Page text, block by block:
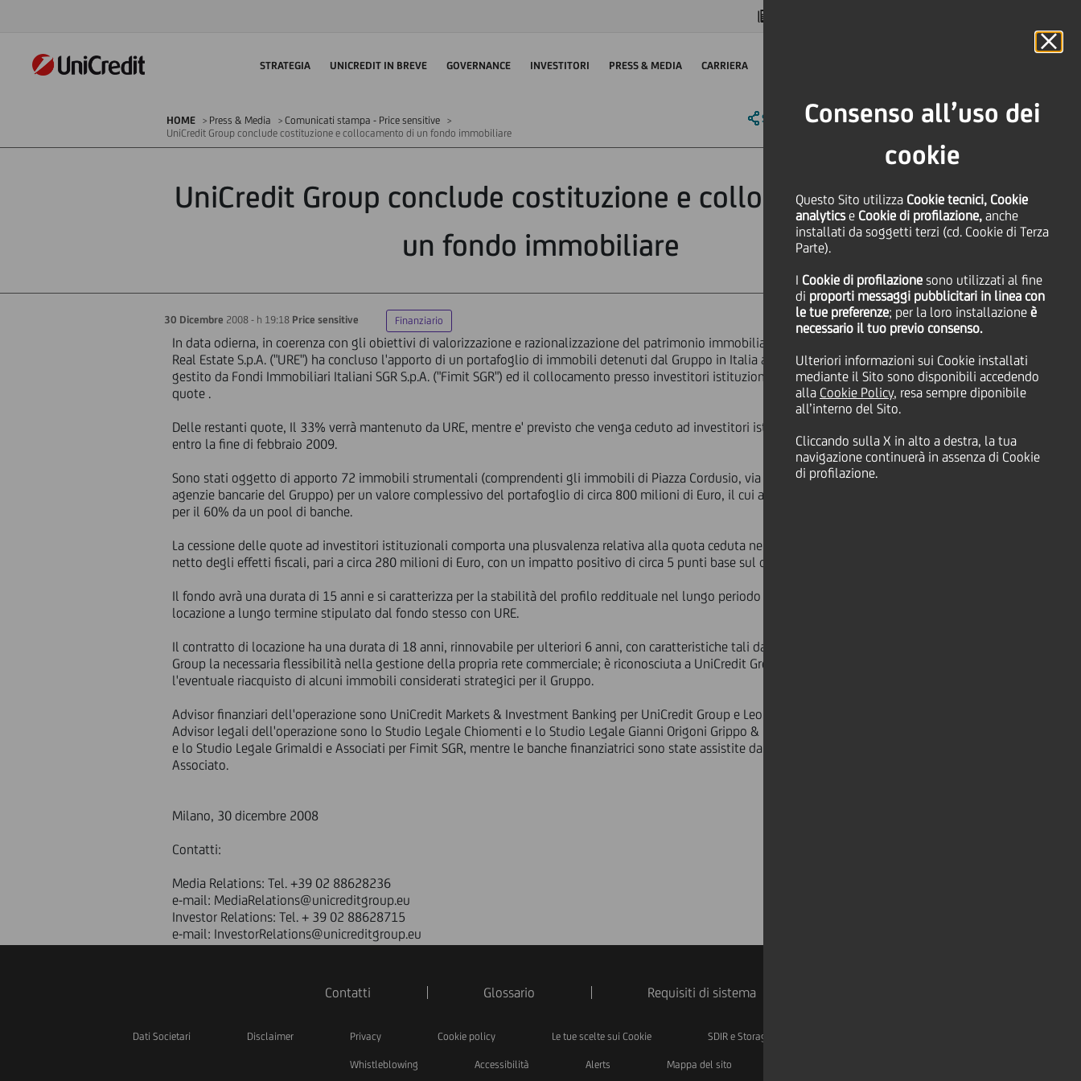
Consenso all’uso dei
cookie
Questo Sito utilizza Cookie tecnici, Cookie
analyticse Cookie di profilazione, anche
installati da soggetti terzi (cd. Cookie di Terza
Parte).
I Cookie di profilazione sono utilizzati al fine
di proporti messaggi pubblicitari in linea con
le tue preferenze; per la loro installazione è
necessario il tuo previo consenso.
Ulteriori informazioni sui Cookie installati
mediante il Sito sono disponibili accedendo
alla Cookie Policy, resa sempre diponibile
all’interno del Sito.
Cliccando sulla X in alto a destra, la tua
navigazione continuerà in assenza di Cookie
di profilazione.
STRATEGIA UNICREDIT IN BREVE GOVERNANCE INVESTITORI PRESS & MEDIA CARRIERA
HOME Press & Media
Comunicati stampa - Price sensitive
UniCredit Group conclude costituzione e collocamento di un fondo immobiliare
SHARE PRINT SEND
UniCredit Group conclude costituzione e collocamento di
un fondo immobiliare
30 Dicembre 2008 - h 19:18 Price sensitive Finanziario
In data odierna, in coerenza con gli obiettivi di valorizzazione e razionalizzazione del patrimonio immobiliare del Gruppo, UniCredit
Real Estate S.p.A. ("URE") ha concluso l'apporto di un portafoglio di immobili detenuti dal Gruppo in Italia ad un fondo immobiliare
gestito da Fondi Immobiliari Italiani SGR S.p.A. ("Fimit SGR") ed il collocamento presso investitori istituzionali del 62% delle relative
quote .
Delle restanti quote, Il 33% verrà mantenuto da URE, mentre e' previsto che venga ceduto ad investitori istituzionali un ulteriore 5%
entro la fine di febbraio 2009.
Sono stati oggetto di apporto 72 immobili strumentali (comprendenti gli immobili di Piazza Cordusio, via Livio Cambi a Milano e 70
agenzie bancarie del Gruppo) per un valore complessivo del portafoglio di circa 800 milioni di Euro, il cui acquisto è stato finanziato
per il 60% da un pool di banche.
La cessione delle quote ad investitori istituzionali comporta una plusvalenza relativa alla quota ceduta nel quarto trimestre 2008, al
netto degli effetti fiscali, pari a circa 280 milioni di Euro, con un impatto positivo di circa 5 punti base sul core tier 1 ratio.
Il fondo avrà una durata di 15 anni e si caratterizza per la stabilità del profilo reddituale nel lungo periodo grazie ad un contratto di
locazione a lungo termine stipulato dal fondo stesso con URE.
Il contratto di locazione ha una durata di 18 anni, rinnovabile per ulteriori 6 anni, con caratteristiche tali da consentire a UniCredit
Group la necessaria flessibilità nella gestione della propria rete commerciale; è riconosciuta a UniCredit Group la prelazione per
l'eventuale riacquisto di alcuni immobili considerati strategici per il Gruppo.
Advisor finanziari dell'operazione sono UniCredit Markets & Investment Banking per UniCredit Group e Leonardo & Co. per Fimit SGR.
Advisor legali dell'operazione sono lo Studio Legale Chiomenti e lo Studio Legale Gianni Origoni Grippo & Partners per UniCredit Group
e lo Studio Legale Grimaldi e Associati per Fimit SGR, mentre le banche finanziatrici sono state assistite da Legance Studio Legale
Associato.
Milano, 30 dicembre 2008
Contatti:
Media Relations: Tel. +39 02 88628236
e-mail: MediaRelations@unicreditgroup.eu
Investor Relations: Tel. + 39 02 88628715
e-mail: InvestorRelations@unicreditgroup.eu
Contatti Glossario Requisiti di sistema
Dati Societari Disclaimer Privacy Cookie policy Le tue scelte sui Cookie SDIR e Storage
Whistleblowing Accessibilità Alerts Mappa del sito